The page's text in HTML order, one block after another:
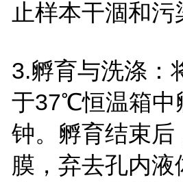
止样本干涸和污
3.孵育与洗涤：
于37℃恒温箱中
钟。孵育结束后
膜，弃去孔内液